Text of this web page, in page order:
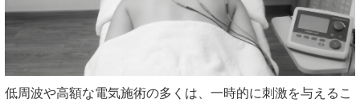
低周波や高額な電気施術の多くは、一時的に刺激を与えるこ